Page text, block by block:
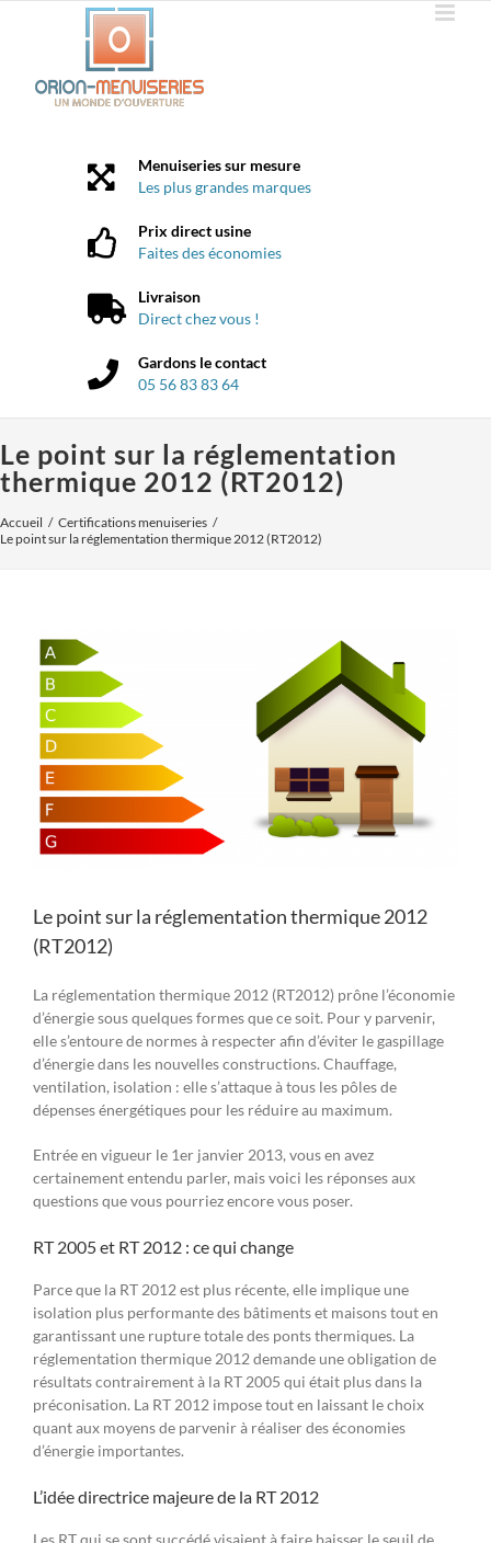
Menuiseries sur mesure
Les plus grandes marques
Prix direct usine
Faites des économies
Livraison
Direct chez vous !
Gardons le contact
05 56 83 83 64
Le point sur la réglementation
thermique 2012 (RT2012)
Accueil
Certifications menuiseries
Le point sur la réglementation thermique 2012 (RT2012)
Voir
l'image
agrandie
Le point sur la réglementation thermique 2012
(RT2012)
La réglementation thermique 2012 (RT2012) prône l’économie
d’énergie sous quelques formes que ce soit. Pour y parvenir,
elle s’entoure de normes à respecter afin d’éviter le gaspillage
d’énergie dans les nouvelles constructions. Chauffage,
ventilation, isolation : elle s’attaque à tous les pôles de
dépenses énergétiques pour les réduire au maximum.
Entrée en vigueur le 1er janvier 2013, vous en avez
certainement entendu parler, mais voici les réponses aux
questions que vous pourriez encore vous poser.
RT 2005 et RT 2012 : ce qui change
Parce que la RT 2012 est plus récente, elle implique une
isolation plus performante des bâtiments et maisons tout en
garantissant une rupture totale des ponts thermiques. La
réglementation thermique 2012 demande une obligation de
résultats contrairement à la RT 2005 qui était plus dans la
préconisation. La RT 2012 impose tout en laissant le choix
quant aux moyens de parvenir à réaliser des économies
d’énergie importantes.
L’idée directrice majeure de la RT 2012
Les RT qui se sont succédé visaient à faire baisser le seuil de